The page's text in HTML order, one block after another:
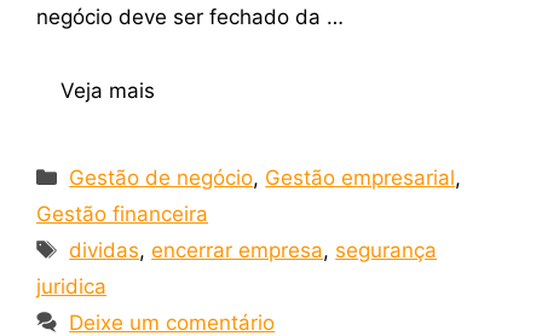
negócio deve ser fechado da …
Veja mais
Gestão de negócio, Gestão empresarial,
Gestão financeira
dividas,encerrar empresa, segurança
juridica
Deixe um comentário